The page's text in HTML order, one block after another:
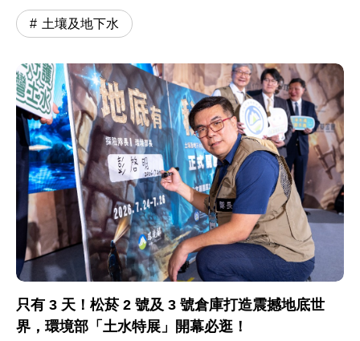
土壤及地下水
只有 3 天！松菸 2 號及 3 號倉庫打造震撼地底世
界，環境部「土水特展」開幕必逛！